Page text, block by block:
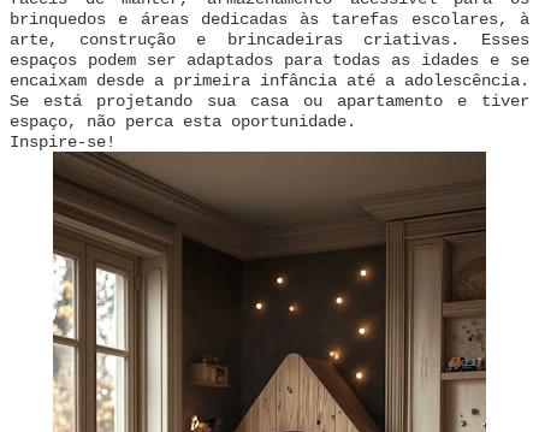
brinquedos e áreas dedicadas às tarefas escolares, à
arte, construção e brincadeiras criativas. Esses
espaços podem ser adaptados para todas as idades e se
encaixam desde a primeira infância até a adolescência.
Se está projetando sua casa ou apartamento e tiver
espaço, não perca esta oportunidade.
Inspire-se!